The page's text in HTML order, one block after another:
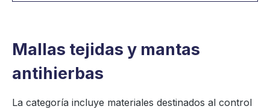
Mallas tejidas y mantas
antihierbas
La categoría incluye materiales destinados al control